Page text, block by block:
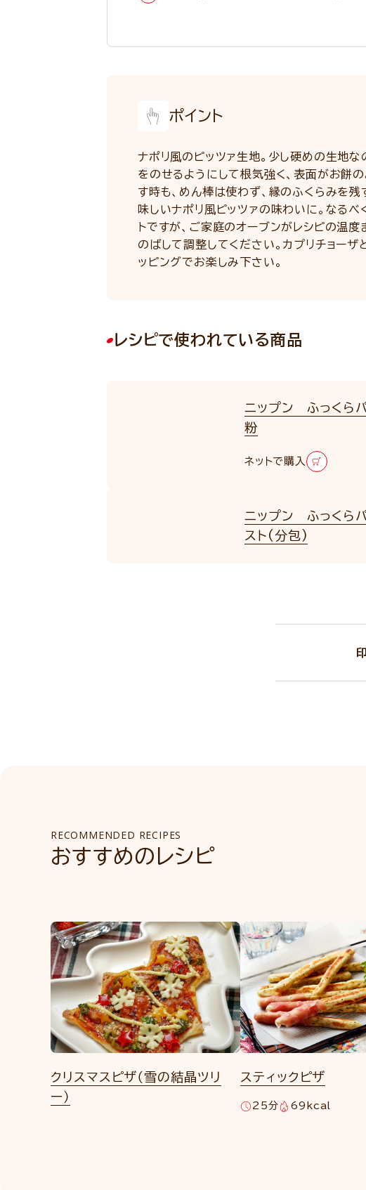
ポイント
ナポリ風のピッツァ生地。少し硬めの生地
をのせるようにして根気強く、表面がお餅
す時も、めん棒は使わず、縁のふくらみを
味しいナポリ風ピッツァの味わいに。なる
トですが、ご家庭のオーブンがレシピの温
のばして調整してください。カプリチョーザ
ッピングでお楽しみ下さい。
レシピで使われている商品
ニップン ふっくら
粉
ネットで購入
ニップン ふっくらパ
スト(分包)
RECOMMENDED RECIPES
おすすめのレシピ
クリスマスピザ（雪の結晶ツリ
ー）
スティックピザ
25分 69kcal